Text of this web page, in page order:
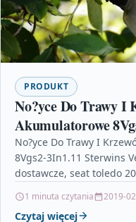
PRODUKT
No?yce Do Trawy I
Akumulatorowe
No?yce Do Trawy I
8Vgs2-3In1.11 Sterwins
dostawcze, seat toledo
1 minuta czytania 2019-
Czytaj więcej